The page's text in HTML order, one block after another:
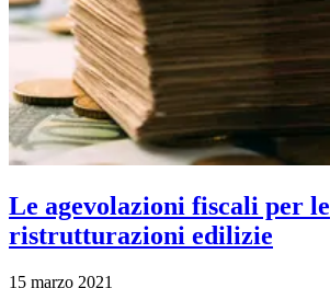
Le agevolazioni fiscali per le
ristrutturazioni edilizie
15 marzo 2021